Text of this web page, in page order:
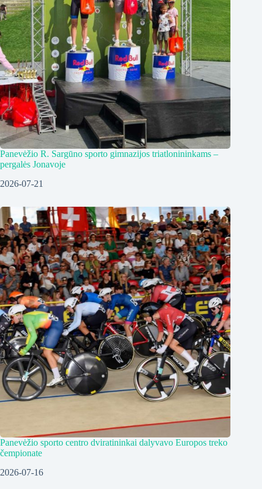
Panevėžio R. Sargūno sporto gimnazijos triatlonininkams –
pergalės Jonavoje
2026-07-21
Panevėžio sporto centro dviratininkai dalyvavo Europos treko
čempionate
2026-07-16